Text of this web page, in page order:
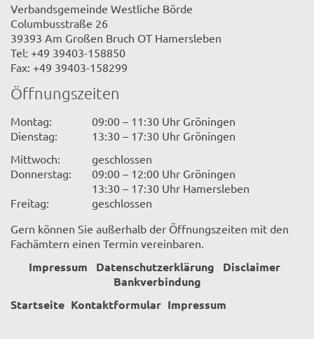
Verbandsgemeinde Westliche Börde
Columbusstraße 26
39393 Am Großen Bruch OT Hamersleben
Tel: +49 39403-158850
Fax: +49 39403-158299
Öffnungszeiten
Montag:
09:00 – 11:30 Uhr Gröningen
Dienstag:
13:30 – 17:30 Uhr Gröningen
Mittwoch:
geschlossen
Donnerstag:
09:00 – 12:00 Uhr Gröningen
13:30 – 17:30 Uhr Hamersleben
Freitag:
geschlossen
Gern können Sie außerhalb der Öffnungszeiten mit den
Fachämtern einen Termin vereinbaren.
Impressum Datenschutzerklärung
Disclaimer
Bankverbindung
Startseite Kontaktformular Impressum